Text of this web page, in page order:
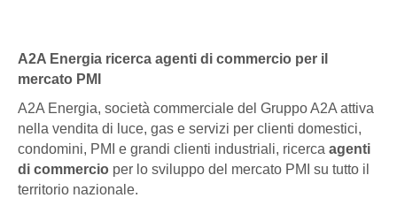
A2A Energia ricerca agenti di commercio per il
mercato PMI
A2A Energia, società commerciale del Gruppo A2A attiva
nella vendita di luce, gas e servizi per clienti domestici,
condomini, PMI e grandi clienti industriali, ricerca agenti
di commercio per lo sviluppo del mercato PMI su tutto il
territorio nazionale.